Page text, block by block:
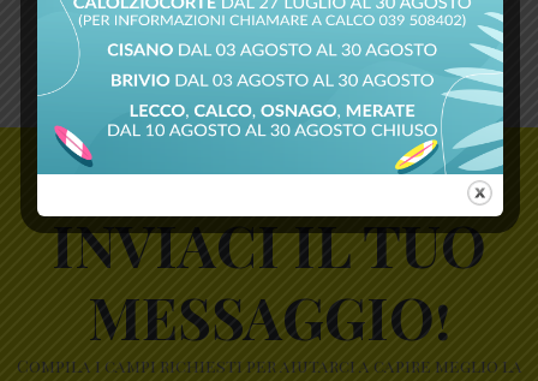
INVIACI IL TUO
MESSAGGIO!
Compila i campi richiesti per aiutarci a capire meglio la